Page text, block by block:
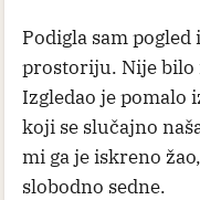
Podigla sam
prostoriju. Nije bilo
Izgledao je pomalo
koji se slučajno
mi ga je iskreno
slobodno sedne.